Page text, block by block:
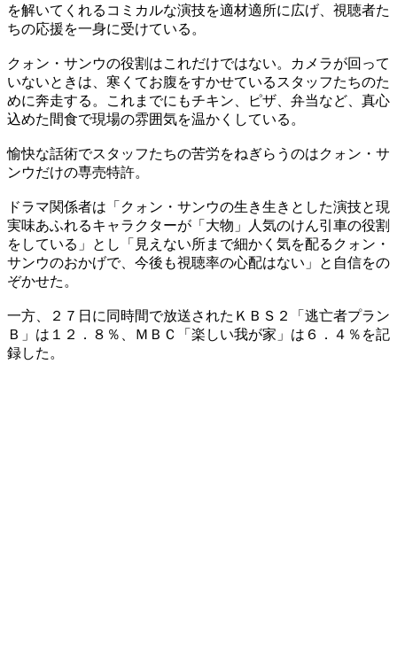
を解いてくれるコミカルな演技を適材適所に広げ、視聴者た
ちの応援を一身に受けている。
クォン・サンウの役割はこれだけではない。カメラが回って
いないときは、寒くてお腹をすかせているスタッフたちのた
めに奔走する。これまでにもチキン、ピザ、弁当など、真心
込めた間食で現場の雰囲気を温かくしている。
愉快な話術でスタッフたちの苦労をねぎらうのはクォン・サ
ンウだけの専売特許。
ドラマ関係者は「クォン・サンウの生き生きとした演技と現
実味あふれるキャラクターが「大物」人気のけん引車の役割
をしている」とし「見えない所まで細かく気を配るクォン・
サンウのおかげで、今後も視聴率の心配はない」と自信をの
ぞかせた。
一方、２７日に同時間で放送されたＫＢＳ２「逃亡者プラン
Ｂ」は１２．８％、ＭＢＣ「楽しい我が家」は６．４％を記
録した。